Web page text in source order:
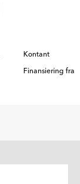
Kontant
Finansiering fra